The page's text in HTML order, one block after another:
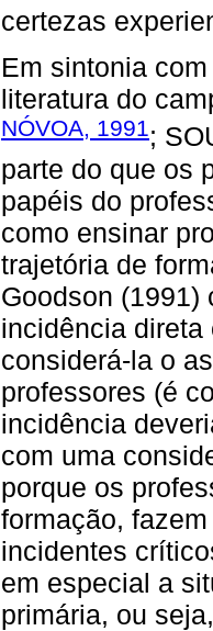
certezas
Em sintonia
literatura do
NÓVOA, 1991;
parte do que os
papéis do
como ensinar
trajetória de
Goodson (1991)
incidência direta
considerá-la o
professores (é
incidência
com uma
porque os
formação,
incidentes
em especial a
primária, ou